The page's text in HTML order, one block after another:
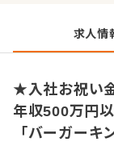
し） ※固
求人情
★入社お祝い
年収500万円
「バーガーキ